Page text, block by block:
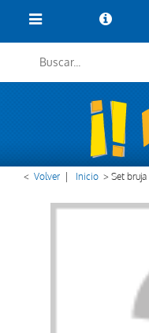
< Volver Inicio >Set bruja